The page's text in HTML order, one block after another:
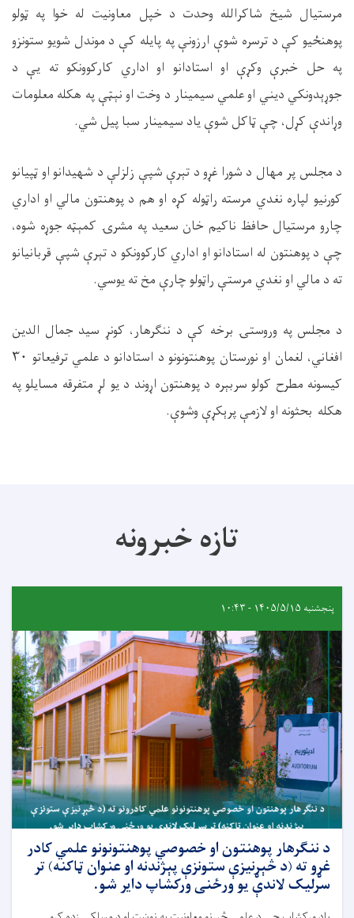
مرستیال شیخ شاکرالله وحدت د خپل معاونیت له خوا په ټولو
پوهنځیو کې د ترسره شوې ارزونې په پایله کې د موندل شویو ستونزو
په حل خبرې وکړې او استادانو او اداري کارکوونکو ته یې د
جوړېدونکي دیني او علمي سيمینار د وخت او نېټې په هکله معلومات
وړاندې کړل، چې ټاکل شوې یاد سيمینار سبا پیل شي.
د مجلس پر مهال د شورا غړو د تېرې شپې زلزلې د شهیدانو او ټپیانو
کورنیو لپاره نغدي مرسته راټوله کړه او هم د پوهنتون مالي او اداري
چارو مرستیال حافظ ناکیم خان سعید په مشرۍ کمېټه جوړه شوه،
چې د پوهنتون له استادانو او اداري کارکوونکو د تېرې شپې قربانیانو
ته د مالي او نغدي مرستې راټولو چارې مخ ته یوسي.
د مجلس په وروستۍ برخه کې د ننګرهار، کونړ سید جمال الدین
افغاني، لغمان او نورستان پوهنتونونو د استادانو د علمي ترفیعاتو ۳۰
کیسونه مطرح کولو سربېره د پوهنتون اړوند د یو لړ متفرقه مسایلو په
هکله بحثونه او لازمې پرېکړې وشوې.
تازه خبرونه
پنجشنبه ۱۴۰۵/۵/۱۵ - ۱۰:۴۳
د ننګرهار پوهنتون او خصوصي پوهنتونونو علمي کادر
غړو ته (د څېړنیزې ستونزې پېژندنه او عنوان ټاکنه) تر
سرلیک لاندې یو ورځنی ورکشاپ دایر شو.